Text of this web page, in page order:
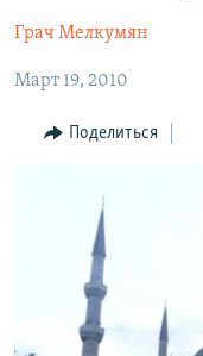
Перейти
РЕГИОН
НАГОРНЫЙ КАРАБАХ
КУЛЬТУРА
Հայերեն
English
Грач Мелкумян
Март 19, 2010
Поделиться